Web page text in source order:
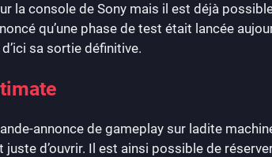
la console de Sony mais il est déjà
qu’une phase de test était lancée
sa sortie définitive.
annonce de gameplay sur ladite
d’ouvrir. Il est ainsi possible de